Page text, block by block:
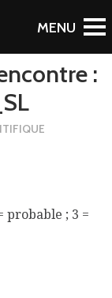
:
probable ; 3 =